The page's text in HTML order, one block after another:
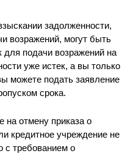
задолженности,
возражений, могут быть
подачи возражений на
уже истек, а вы только
можете подать заявление
срока.
на отмену приказа о
кредитное учреждение не
с требованием о